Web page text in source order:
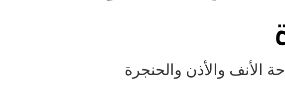
الأنف والأذن والحنجرة